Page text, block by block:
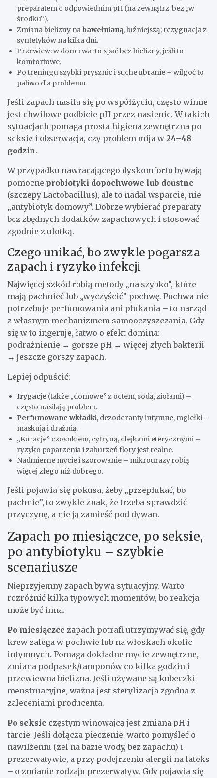
preparatem o odpowiednim pH (na zewnątrz, bez „w
środku”).
Zmiana bielizny nabawełnianą, luźniejszą; rezygnacja z
syntetyków na kilka dni.
Przewiew: w domu warto spać bez bielizny, jeśli to
komfortowe.
Po treningu szybki prysznic i suche ubranie – wilgoć to
paliwo dla problemu.
Jeśli zapach nasila się po współżyciu, często winne
jest chwilowe podbicie pH przez nasienie. W takich
sytuacjach pomaga prosta higiena zewnętrzna po
seksie i obserwacja, czy problem mija w 24–48
godzin.
W przypadku nawracającego dyskomfortu bywają
pomocne probiotyki dopochwowe lub doustne
(szczepy Lactobacillus), ale to nadal wsparcie, nie
„antybiotyk domowy”. Dobrze wybierać preparaty
bez zbędnych dodatków zapachowych i stosować
zgodnie z ulotką.
Czego unikać, bo zwykle pogarsza
zapach i ryzyko infekcji
Najwięcej szkód robią metody „na szybko”, które
mają pachnieć lub „wyczyścić” pochwę. Pochwa nie
potrzebuje perfumowania ani płukania – to narząd
z własnym mechanizmem samooczyszczania. Gdy
się w to ingeruje, łatwo o efekt domina:
podrażnienie → gorsze pH → więcej złych bakterii
→ jeszcze gorszy zapach.
Lepiej odpuścić:
Irygacje (także „domowe” z octem, sodą, ziołami) –
często nasilają problem.
Perfumowane wkładki, dezodoranty intymne, mgiełki –
maskują i drażnią.
„Kuracje” czosnkiem, cytryną, olejkami eterycznymi –
ryzyko poparzenia i zaburzeń flory jest realne.
Nadmierne mycie i szorowanie – mikrourazy robią
więcej złego niż dobrego.
Jeśli pojawia się pokusa, żeby „przepłukać, bo
pachnie”, to zwykle znak, że trzeba sprawdzić
przyczynę, a nie ją zamieść pod dywan.
Zapach po miesiączce, po seksie,
po antybiotyku – szybkie
scenariusze
Nieprzyjemny zapach bywa sytuacyjny. Warto
rozróżnić kilka typowych momentów, bo reakcja
może być inna.
Po miesiączce zapach potrafi utrzymywać się, gdy
krew zalega w pochwie lub na włoskach okolic
intymnych. Pomaga dokładne mycie zewnętrzne,
zmiana podpasek/tamponów co kilka godzin i
przewiewna bielizna. Jeśli używane są kubeczki
menstruacyjne, ważna jest sterylizacja zgodna z
zaleceniami producenta.
Po seksie częstym winowajcą jest zmiana pH i
tarcie. Jeśli dołącza pieczenie, warto pomyśleć o
nawilżeniu (żel na bazie wody, bez zapachu) i
prezerwatywie, a przy podejrzeniu alergii na lateks
– o zmianie rodzaju prezerwatyw. Gdy pojawia się